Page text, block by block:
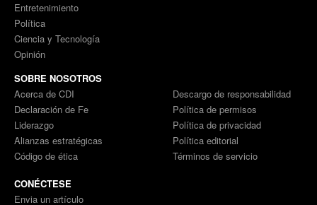
Entretenimiento
Política
Ciencia y Tecnología
Opinión
SOBRE NOSOTROS
Acerca de CDI
Declaración de Fe
Liderazgo
Alianzas estratégicas
Código de ética
Descargo de responsabilidad
Política de permisos
Política de privacidad
Política editorial
Términos de servicio
CONÉCTESE
Envia un artículo